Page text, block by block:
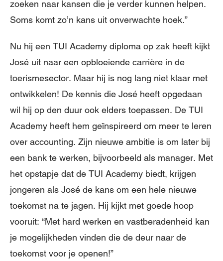
zoeken naar kansen die je verder kunnen helpen.
Soms komt zo’n kans uit onverwachte hoek.”
Nu hij een TUI Academy diploma op zak heeft kijkt
José uit naar een opbloeiende carrière in de
toerismesector. Maar hij is nog lang niet klaar met
ontwikkelen! De kennis die José heeft opgedaan
wil hij op den duur ook elders toepassen. De TUI
Academy heeft hem geïnspireerd om meer te leren
over accounting. Zijn nieuwe ambitie is om later bij
een bank te werken, bijvoorbeeld als manager. Met
het opstapje dat de TUI Academy biedt, krijgen
jongeren als José de kans om een hele nieuwe
toekomst na te jagen. Hij kijkt met goede hoop
vooruit: “Met hard werken en vastberadenheid kan
je mogelijkheden vinden die de deur naar de
toekomst voor je openen!”